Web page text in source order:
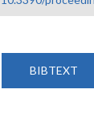
BIBTEXT